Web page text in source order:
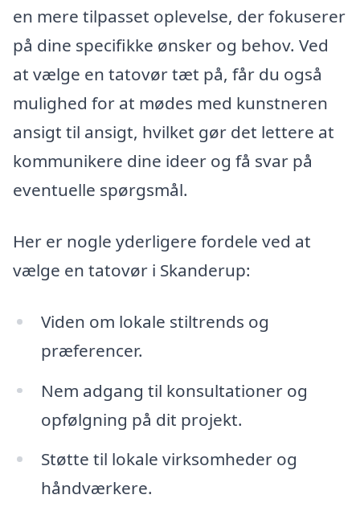
en mere tilpasset oplevelse, der fokuserer
på dine specifikke ønsker og behov. Ved
at vælge en tatovør tæt på, får du også
mulighed for at mødes med kunstneren
ansigt til ansigt, hvilket gør det lettere at
kommunikere dine ideer og få svar på
eventuelle spørgsmål.
Her er nogle yderligere fordele ved at
vælge en tatovør i Skanderup:
Viden om lokale stiltrends og
præferencer.
Nem adgang til konsultationer og
opfølgning på dit projekt.
Støtte til lokale virksomheder og
håndværkere.